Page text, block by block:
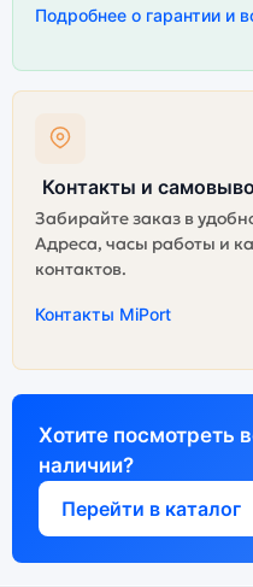
Подробнее о гарантии и
Контакты и
Забирайте заказ в
Адреса, часы работы и
контактов.
Контакты MiPort
Хотите посмотреть
наличии?
Перейти в каталог